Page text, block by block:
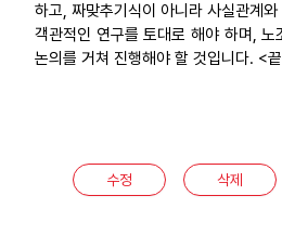
하고, 짜맞추기식이 아니라 사실관계
객관적인 연구를 토대로 해야 하며,
논의를 거쳐 진행해야 할 것입니다. <
수정 삭제